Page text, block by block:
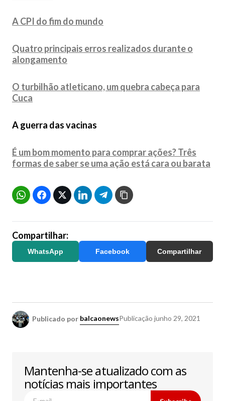
A CPI do fim do mundo
Quatro principais erros realizados durante o
alongamento
O turbilhão atleticano, um quebra cabeça para
Cuca
A guerra das vacinas
É um bom momento para comprar ações? Três
formas de saber se uma ação está cara ou barata
Compartilhar:
WhatsApp Facebook Compartilhar
Publicado por balcaonewsPublicação junho 29, 2021
Mantenha-se atualizado com as
notícias mais importantes